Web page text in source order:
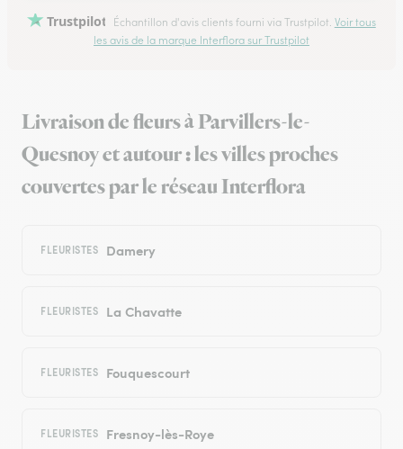
Trustpilot Échantillon d'avis clients fourni via Trustpilot. Voir tous
les avis de la marque Interflora sur Trustpilot
Livraison de fleurs à Parvillers-le-
Quesnoy et autour : les villes proches
couvertes par le réseau Interflora
FLEURISTES Damery
FLEURISTES La Chavatte
FLEURISTES Fouquescourt
FLEURISTES Fresnoy-lès-Roye